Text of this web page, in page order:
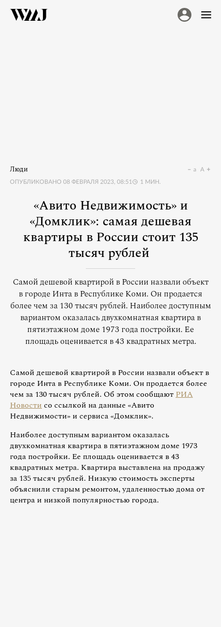
Люди
ОПУБЛИКОВАНО 08 ФЕВРАЛЯ 2023, 08:51 1 МИН.
a A
«Авито Недвижимость» и
«Домклик»: самая дешевая
квартиры в России стоит 135
тысяч рублей
Самой дешевой квартирой в России назвали объект
в городе Инта в Республике Коми. Он продается
более чем за 130 тысяч рублей. Наиболее доступным
вариантом оказалась двухкомнатная квартира в
пятиэтажном доме 1973 года постройки. Ее
площадь оценивается в 43 квадратных метра.
Самой дешевой квартирой в России назвали объект в
городе Инта в Республике Коми. Он продается более
чем за 130 тысяч рублей. Об этом сообщаютРИА
Новостисо ссылкой на данные «Авито
Недвижимости» и сервиса «Домклик».
Наиболее доступным вариантом оказалась
двухкомнатная квартира в пятиэтажном доме 1973
года постройки. Ее площадь оценивается в 43
квадратных метра. Квартира выставлена на продажу
за 135 тысяч рублей. Низкую стоимость эксперты
объяснили старым ремонтом, удаленностью дома от
центра и низкой популярностью города.